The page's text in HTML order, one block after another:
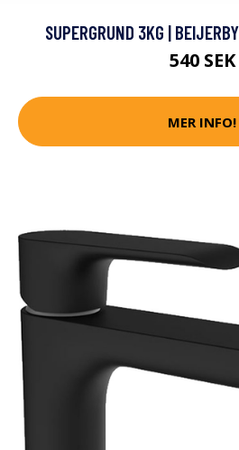
SUPERGRUND 3KG |
540 SEK
MER INFO!